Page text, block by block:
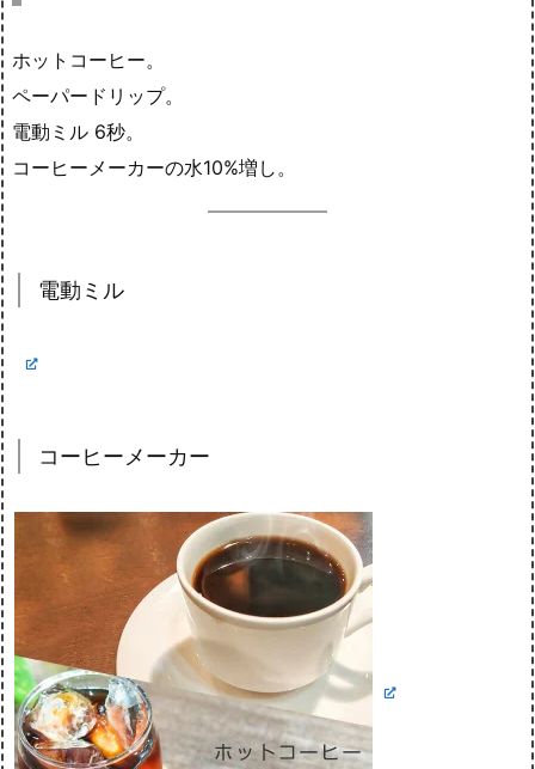
ホットコーヒー。
ペーパードリップ。
電動ミル 6秒。
コーヒーメーカーの水10%増し。
電動ミル
コーヒーメーカー